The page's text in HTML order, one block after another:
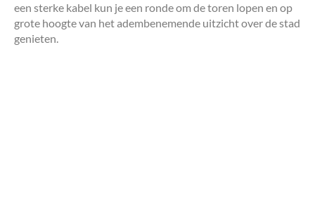
een sterke kabel kun je een ronde om de toren lopen en op
grote hoogte van het adembenemende uitzicht over de stad
genieten.